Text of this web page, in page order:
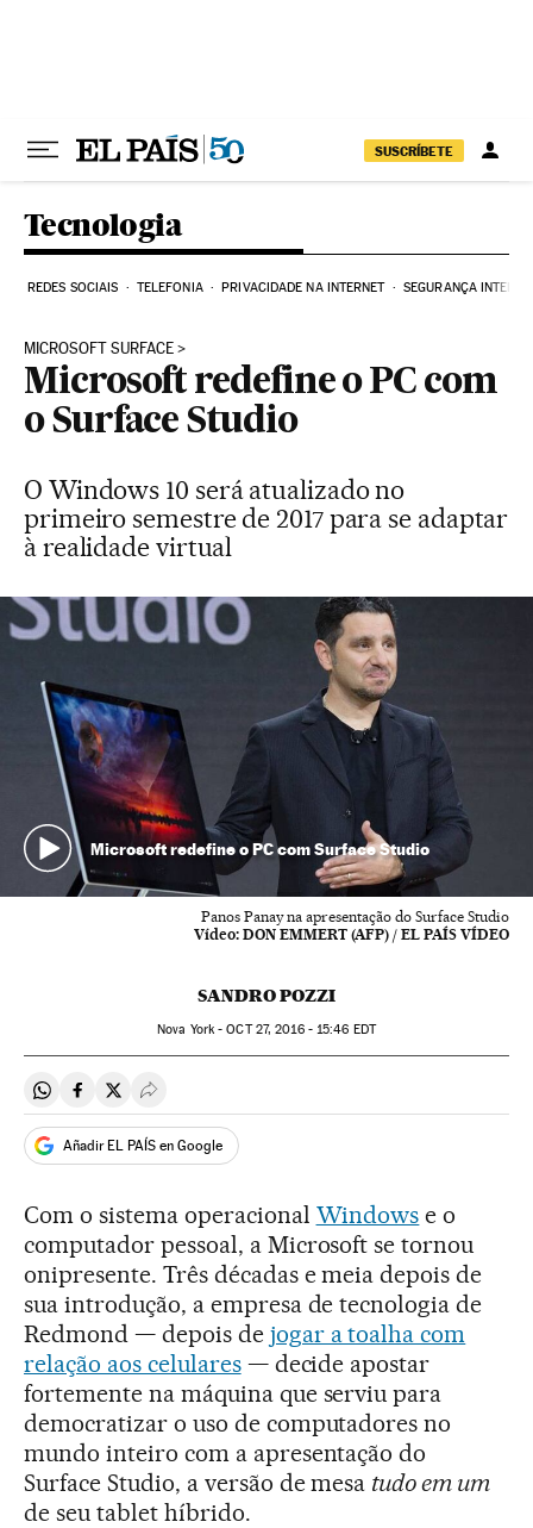
SUSCRÍBETE
Tecnologia
REDES SOCIAIS TELEFONIA PRIVACIDADE NA INTERNET SEGURANÇA
MICROSOFT SURFACE
Microsoft redefine o PC com
o Surface Studio
O Windows 10 será atualizado no
primeiro semestre de 2017 para se adaptar
à realidade virtual
Microsoft redefine o PC com Surface Studio
Panos Panay na apresentação do Surface Studio
Vídeo: DON EMMERT (AFP) / EL PAÍS VÍDEO
SANDRO POZZI
Nova York -OCT27, 2016 - 15:46 EDT
Compartir en Whatsapp
Compartir en Facebook
Compartir en Twitter
Desplegar Redes Sociales
Añadir EL PAÍS en Google
Com o sistema operacional Windows e o
computador pessoal, a Microsoft se tornou
onipresente. Três décadas e meia depois de
sua introdução, a empresa de tecnologia de
Redmond — depois de jogar a toalha com
relação aos celulares— decide apostar
fortemente na máquina que serviu para
democratizar o uso de computadores no
mundo inteiro com a apresentação do
Surface Studio, a versão de mesa tudo em um
de seu tablet híbrido.